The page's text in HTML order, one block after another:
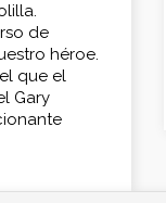
de
héroe.
que el
Gary